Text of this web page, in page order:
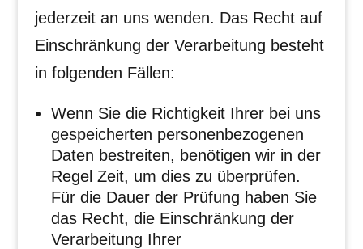
jederzeit an uns wenden. Das Recht auf
Einschränkung der Verarbeitung besteht
in folgenden Fällen:
Wenn Sie die Richtigkeit Ihrer bei uns
gespeicherten personenbezogenen
Daten bestreiten, benötigen wir in der
Regel Zeit, um dies zu überprüfen.
Für die Dauer der Prüfung haben Sie
das Recht, die Einschränkung der
Verarbeitung Ihrer